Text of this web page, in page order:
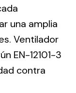
needs.
una amplia
Ventilador
EN-12101-3
contra